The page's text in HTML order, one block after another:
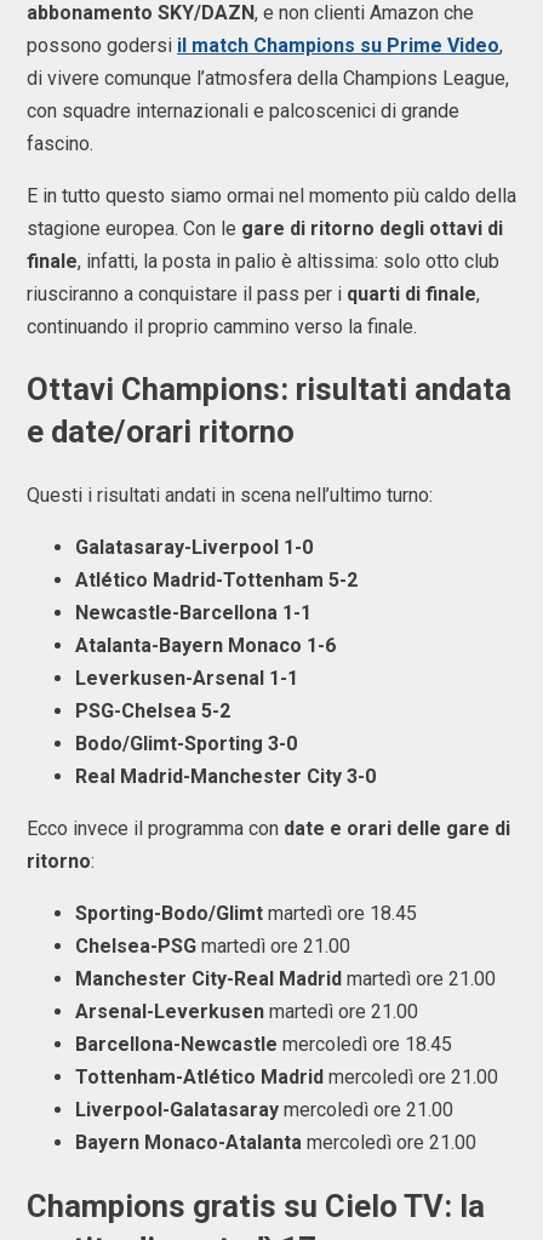
abbonamento SKY/DAZN, e non clienti Amazon che
possono godersi il match Champions su Prime Video,
di vivere comunque l’atmosfera della Champions League,
con squadre internazionali e palcoscenici di grande
fascino.
E in tutto questo siamo ormai nel momento più caldo della
stagione europea. Con le gare di ritorno degli ottavi di
finale, infatti, la posta in palio è altissima: solo otto club
riusciranno a conquistare il pass per i quarti di finale,
continuando il proprio cammino verso la finale.
Ottavi Champions: risultati andata
e date/orari ritorno
Questi i risultati andati in scena nell’ultimo turno:
Galatasaray-Liverpool 1-0
Atlético Madrid-Tottenham 5-2
Newcastle-Barcellona 1-1
Atalanta-Bayern Monaco 1-6
Leverkusen-Arsenal 1-1
PSG-Chelsea 5-2
Bodo/Glimt-Sporting 3-0
Real Madrid-Manchester City 3-0
Ecco invece il programma con date e orari delle gare di
ritorno:
Sporting-Bodo/Glimt martedì ore 18.45
Chelsea-PSG martedì ore 21.00
Manchester City-Real Madrid martedì ore 21.00
Arsenal-Leverkusen martedì ore 21.00
Barcellona-Newcastle mercoledì ore 18.45
Tottenham-Atlético Madrid mercoledì ore 21.00
Liverpool-Galatasaray mercoledì ore 21.00
Bayern Monaco-Atalanta mercoledì ore 21.00
Champions gratis su Cielo TV: la